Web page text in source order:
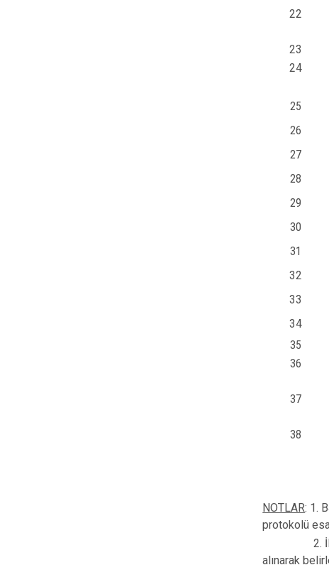
22
23
24
25
26
27
28
29
30
31
32
33
34
35
36
37
38
NOTLAR: 1.
protokolü
2. İl
alınarak